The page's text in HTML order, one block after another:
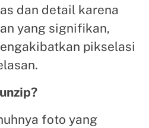
dan detail karena
yang signifikan,
pikselasi
foto yang